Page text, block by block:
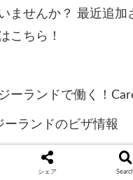
ませんか？ 最近追加
こちら！
ーランドで働く！
ーランドのビザ情報
える不動産お役立ち情
シェア